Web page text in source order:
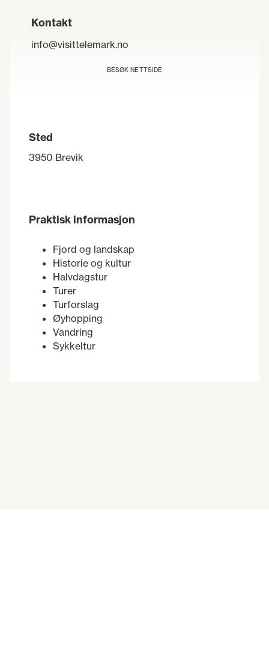
Kontakt
info@visittelemark.no
BESØK NETTSIDE
Sted
3950 Brevik
Praktisk informasjon
Fjord og landskap
Historie og kultur
Halvdagstur
Turer
Turforslag
Øyhopping
Vandring
Sykkeltur